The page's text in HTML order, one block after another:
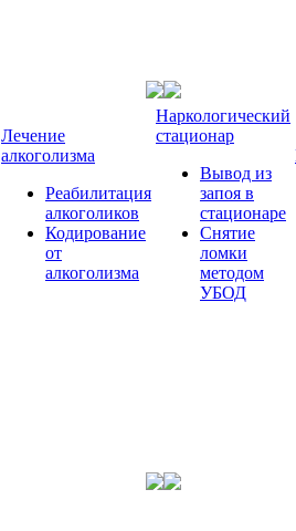
Лечение
алкоголизма
Реабилитация
алкоголиков
Кодирование
от
алкоголизма
Наркологический
стационар
Вывод из
запоя в
стационаре
Снятие
ломки
методом
УБОД